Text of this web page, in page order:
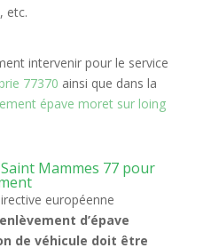
etc.
intervenir pour le service
77370 ainsi que dans la
épave moret sur loing
Mammes 77 pour
européenne
d’épave
de véhicule doit être